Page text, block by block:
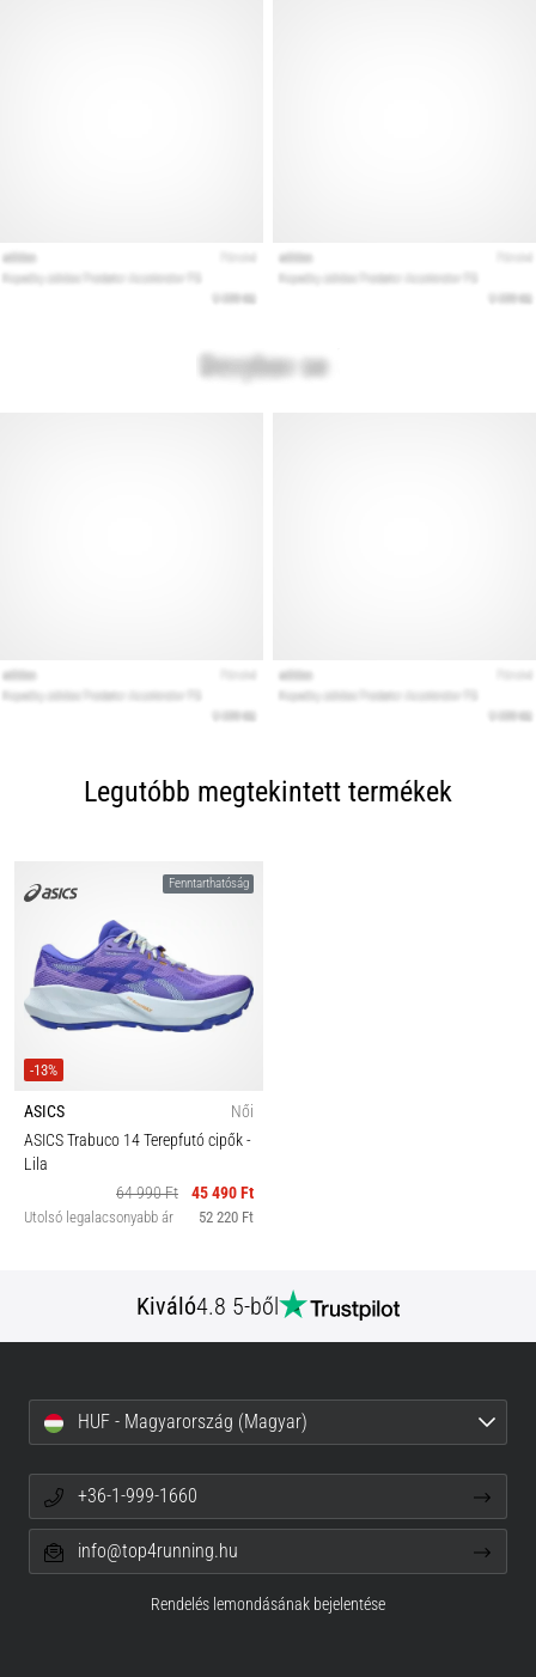
Legutóbb megtekintett termékek
Fenntarthatóság
-13%
ASICS
Női
ASICS Trabuco 14 Terepfutó cipők-
Lila
64 990 Ft
45 490 Ft
Utolsó legalacsonyabb ár 52 220 Ft
Kiváló4.8 5-ből
HUF - Magyarország (Magyar)
+36-1-999-1660
info@top4running.hu
Rendelés lemondásának bejelentése